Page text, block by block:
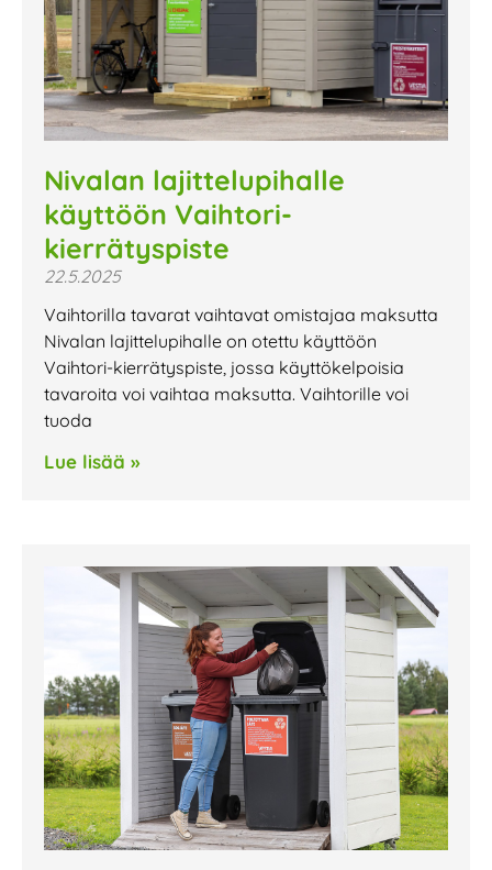
Nivalan lajittelupihalle
käyttöön Vaihtori-
kierrätyspiste
22.5.2025
Vaihtorilla tavarat vaihtavat omistajaa maksutta
Nivalan lajittelupihalle on otettu käyttöön
Vaihtori-kierrätyspiste, jossa käyttökelpoisia
tavaroita voi vaihtaa maksutta. Vaihtorille voi
tuoda
Lue lisää »